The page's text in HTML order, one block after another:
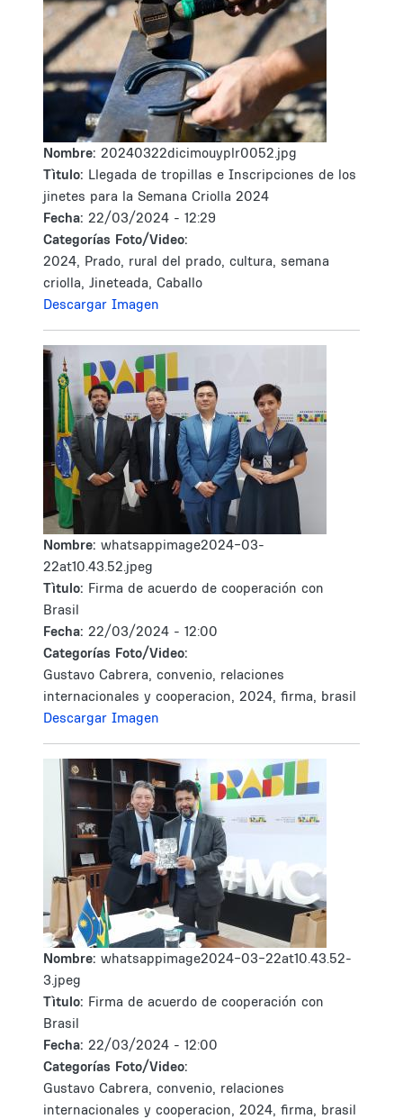
Nombre: 20240322dicimouyplr0052.jpg
Tìtulo: Llegada de tropillas e Inscripciones de los
jinetes para la Semana Criolla 2024
Fecha: 22/03/2024 - 12:29
Categorías Foto/Video:
2024, Prado, rural del prado, cultura, semana
criolla, Jineteada, Caballo
Descargar Imagen
Nombre: whatsappimage2024-03-
22at10.43.52.jpeg
Tìtulo: Firma de acuerdo de cooperación con
Brasil
Fecha: 22/03/2024 - 12:00
Categorías Foto/Video:
Gustavo Cabrera, convenio, relaciones
internacionales y cooperacion, 2024, firma, brasil
Descargar Imagen
Nombre: whatsappimage2024-03-22at10.43.52-
3.jpeg
Tìtulo: Firma de acuerdo de cooperación con
Brasil
Fecha: 22/03/2024 - 12:00
Categorías Foto/Video:
Gustavo Cabrera, convenio, relaciones
internacionales y cooperacion, 2024, firma, brasil